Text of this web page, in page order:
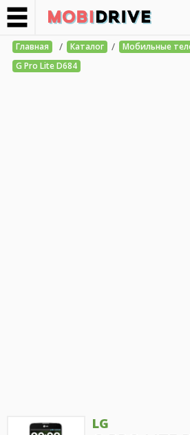
Главная / Каталог / Мобильные
G Pro Lite D684
LG